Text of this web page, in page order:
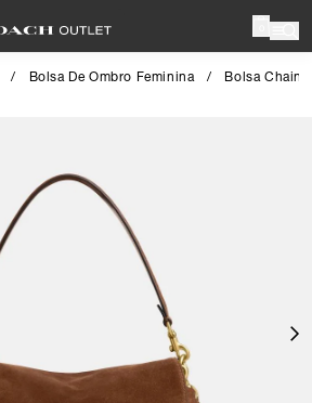
/ Bolsa De Ombro Feminina / Bolsa Chain